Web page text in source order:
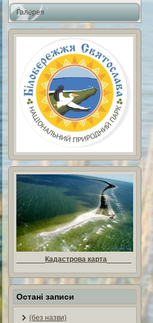
Галерея
Кадастрова карта
Остані записи
(без назви)